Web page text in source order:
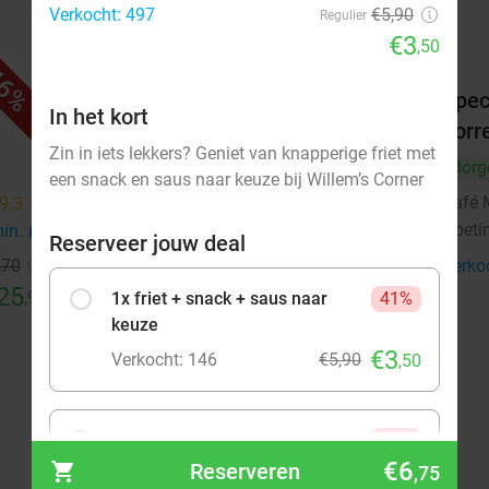
9.3 star
directions_car
,95
bij Alpenwijn
Alpenwijn 9.9
Verkocht: 113
€16
Café
Verkocht: 497
Regulier €5,90
€3,50
In het kort
Zin in iets lekkers? Geniet van knapperige friet met
een snack en saus naar keuze bij Willem’s Corner
Reserveer jouw deal
1x friet + snack + saus naar
keuze
41%
Verkocht: 146 €5,90 €3,50
2x friet + snack + saus naar
43%
Reserveren €6,75